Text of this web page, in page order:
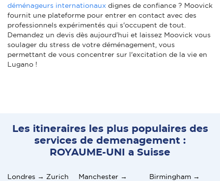
déménageurs internationaux dignes de confiance ? Moovick
fournit une plateforme pour entrer en contact avec des
professionnels expérimentés qui s'occupent de tout.
Demandez un devis dès aujourd'hui et laissez Moovick vous
soulager du stress de votre déménagement, vous
permettant de vous concentrer sur l'excitation de la vie en
Lugano !
Les itineraires les plus populaires des
services de demenagement :
ROYAUME-UNI a Suisse
Londres → Zurich
Manchester →
Birmingham →